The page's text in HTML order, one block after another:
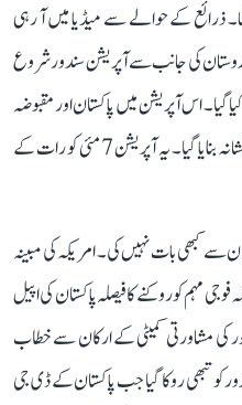
ذرائع کے حوالے سے میڈیا میں آ رہی
کی جانب سے آپریشن سندور شروع
کیا گیا۔ اس آپریشن میں پاکستان اور مقبوضہ
کشمیر میں 9 دہشت گردوں کے ٹھکانوں کو نشانہ بنایا گیا۔ یہ آپریشن 7 مئی کو رات کے
سے کبھی بات نہیں کی۔ امریکہ کی مبینہ
مہم کو روکنے کا فیصلہ پاکستان کی اپیل
کی مشاورتی کمیٹی کے ارکان سے خطاب
کو تبھی روکا گیا جب پاکستان کے ڈی جی